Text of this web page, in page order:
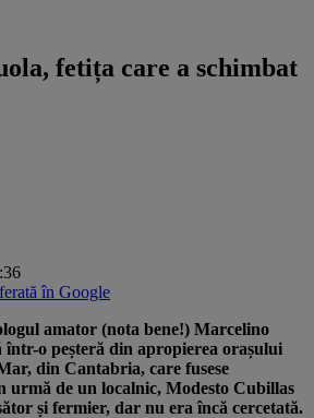
fetița care a schimbat
în Google
amator (nota bene!) Marcelino
într-o peșteră din apropierea orașului
din Cantabria, care fusese
urmă de un localnic, Modesto Cubillas
și fermier, dar nu era încă cercetată.